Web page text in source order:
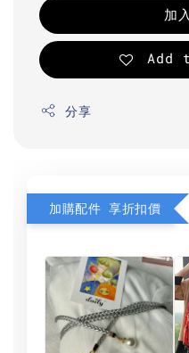
加
Add
分享
加購配件 享折扣價